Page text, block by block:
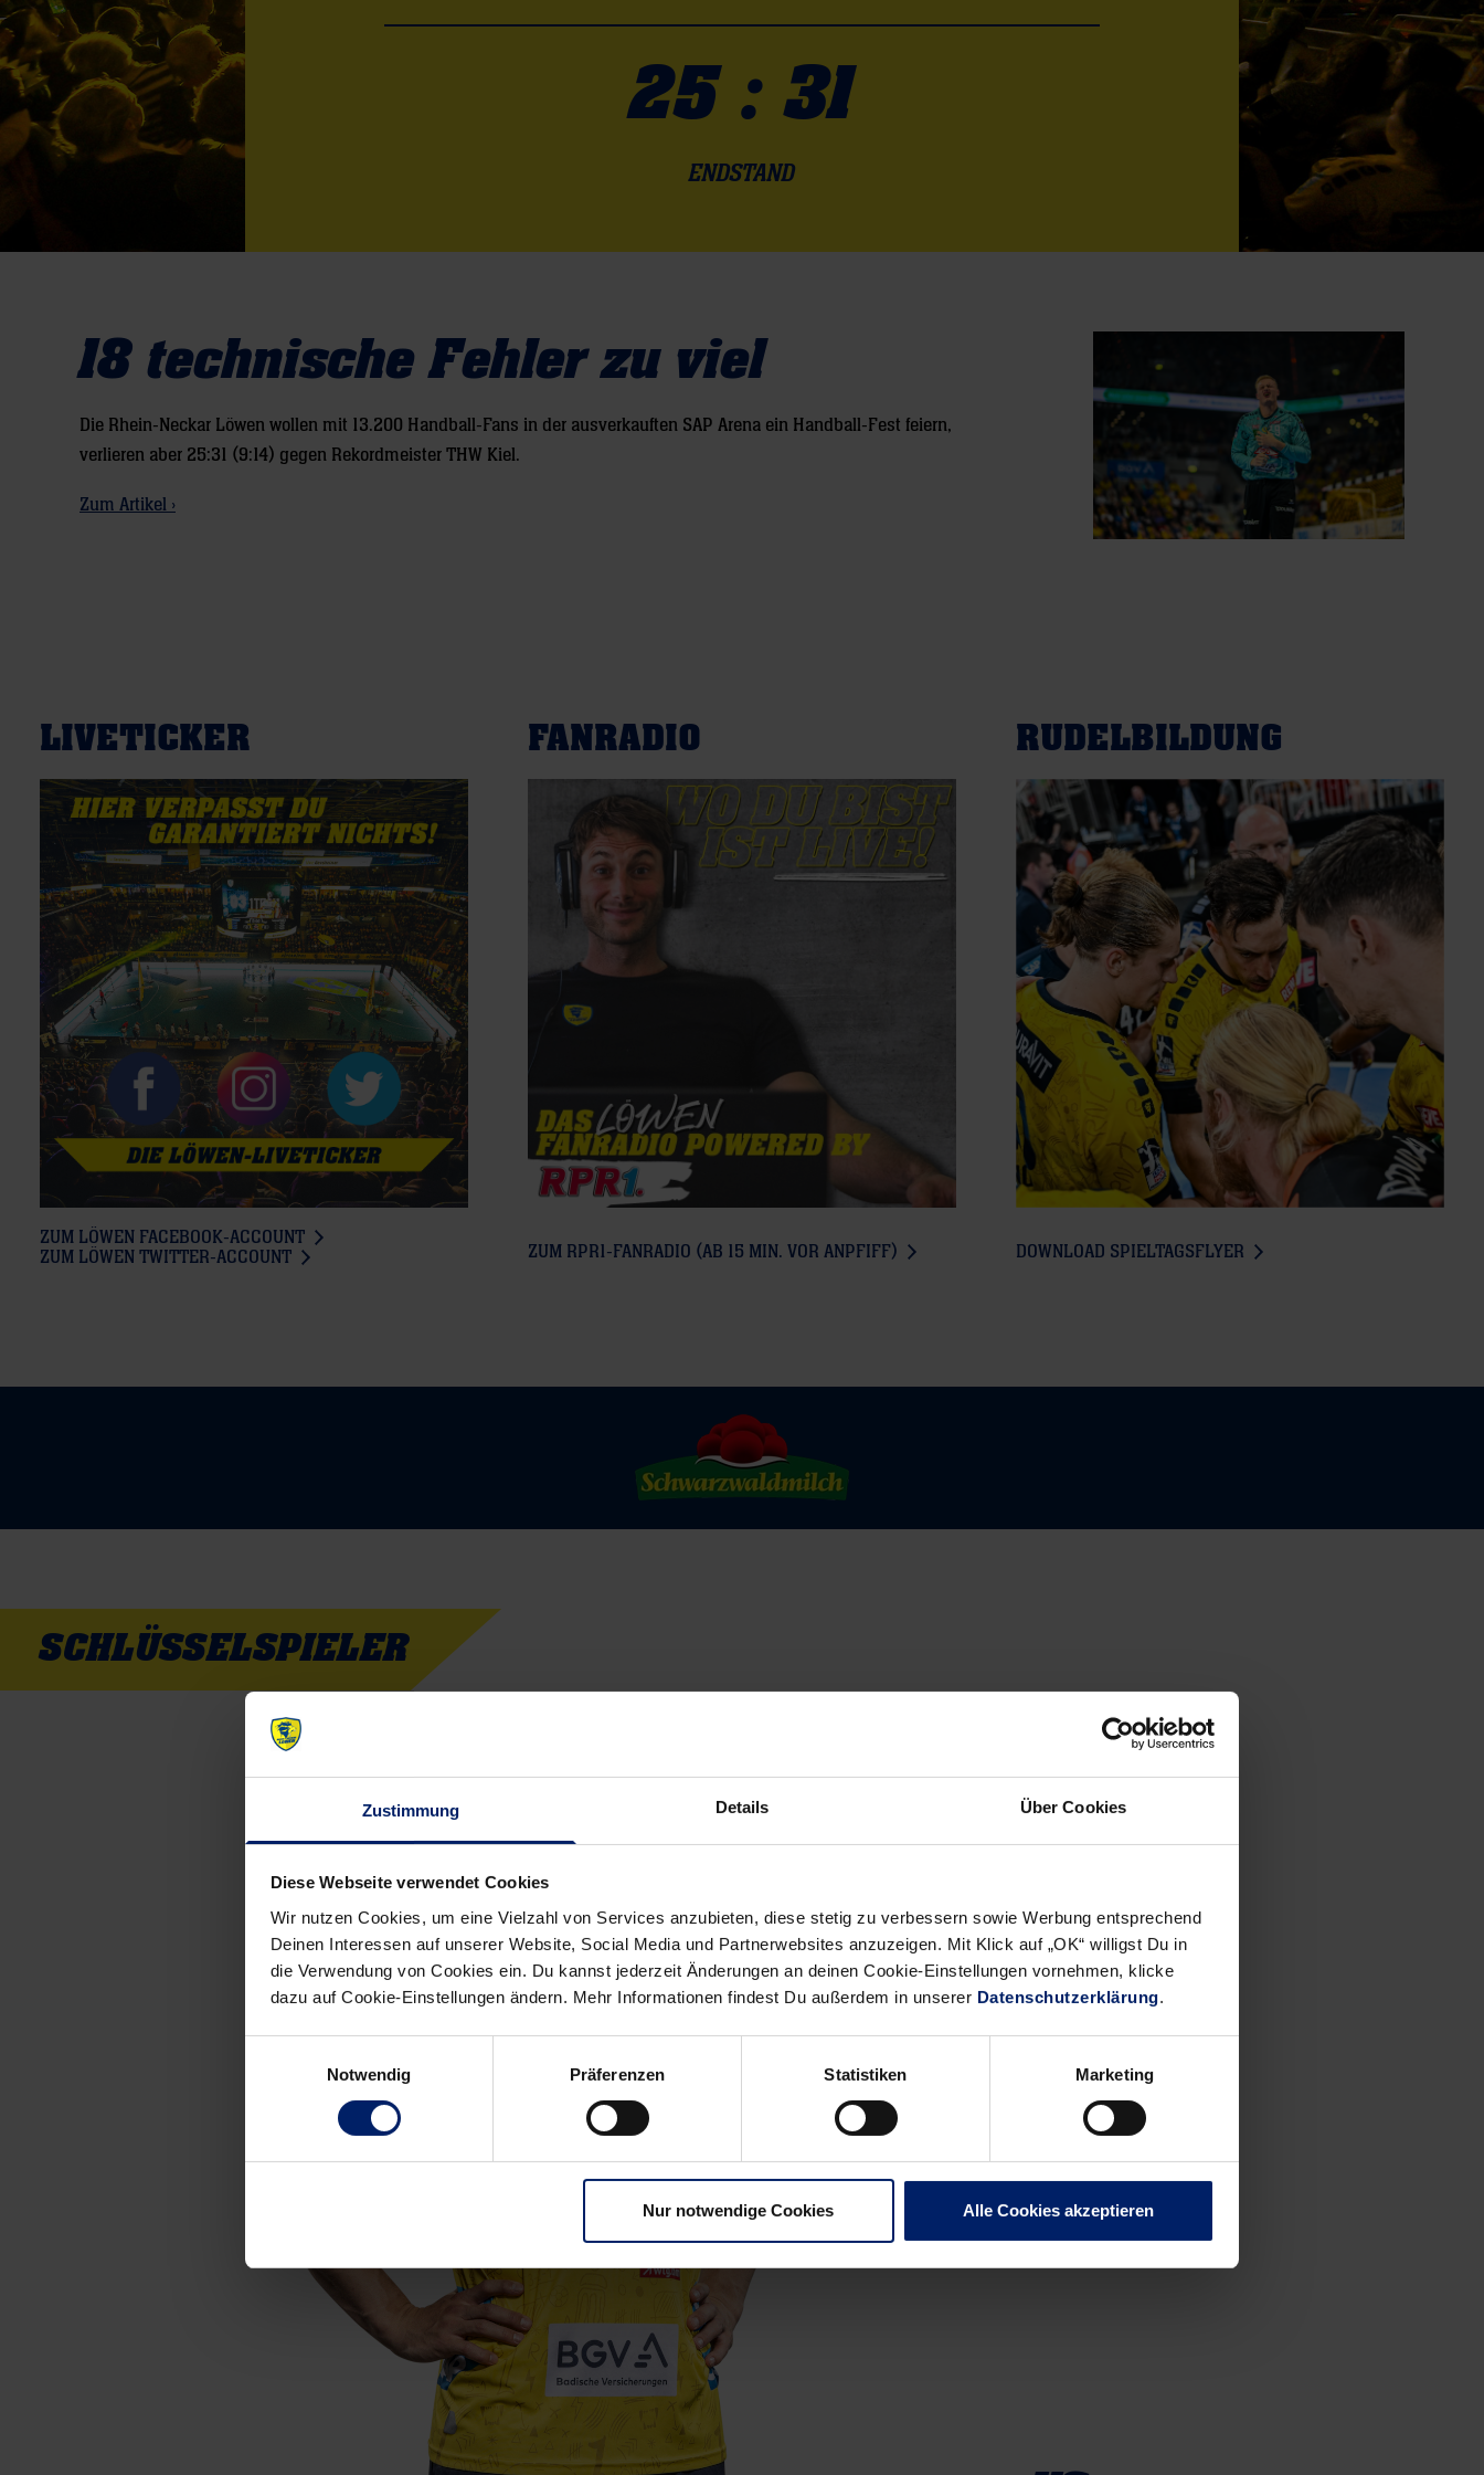
Zustimmung Details Über Cookies
Diese Webseite verwendet Cookies
Wir nutzen Cookies, um eine Vielzahl von Services anzubieten, diese stetig zu verbessern sowie Werbung entsprechend
Deinen Interessen auf unserer Website, Social Media und Partnerwebsites anzuzeigen. Mit Klick auf „OK“ willigst Du in
die Verwendung von Cookies ein. Du kannst jederzeit Änderungen an deinen Cookie-Einstellungen vornehmen, klicke
dazu auf Cookie-Einstellungen ändern. Mehr Informationen findest Du außerdem in unserer Datenschutzerklärung.
Notwendig
Präferenzen Statistiken Marketing
Nur notwendige Cookies Alle Cookies akzeptieren
25 : 31
ENDSTAND
18 technische Fehler zu viel
Die Rhein-Neckar Löwen wollen mit 13.200 Handball-Fans in der ausverkauften SAP Arena ein Handball-Fest feiern,
verlieren aber 25:31 (9:14) gegen Rekordmeister THW Kiel.
Zum Artikel ›
LIVETICKER
ZUM LÖWEN FACEBOOK-ACCOUNT
ZUM LÖWEN TWITTER-ACCOUNT
FANRADIO
ZUM RPR1-FANRADIO (AB 15 MIN. VOR ANPFIFF)
RUDELBILDUNG
DOWNLOAD SPIELTAGSFLYER
SCHLÜSSELSPIELER